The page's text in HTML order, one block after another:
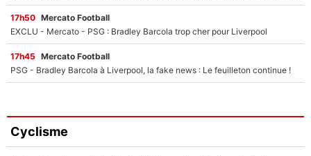
17h50 Mercato Football
EXCLU - Mercato - PSG : Bradley Barcola trop cher pour Liverpool
17h45 Mercato Football
PSG - Bradley Barcola à Liverpool, la fake news : Le feuilleton continue !
Cyclisme